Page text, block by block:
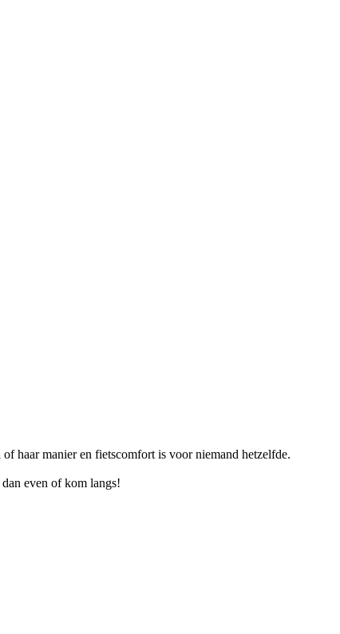
haar manier en fietscomfort is voor niemand hetzelfde.
even of kom langs!